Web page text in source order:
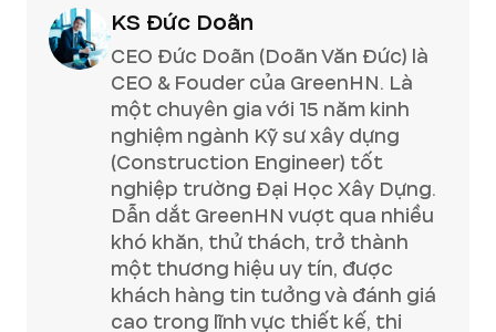
KS Đức Doãn
CEO Đức Doãn (Doãn Văn Đức) là
CEO & Fouder của GreenHN. Là
một chuyên gia với 15 năm kinh
nghiệm ngành Kỹ sư xây dựng
(Construction Engineer) tốt
nghiệp trường Đại Học Xây Dựng.
Dẫn dắt GreenHN vượt qua nhiều
khó khăn, thử thách, trở thành
một thương hiệu uy tín, được
khách hàng tin tưởng và đánh giá
cao trong lĩnh vực thiết kế, thi